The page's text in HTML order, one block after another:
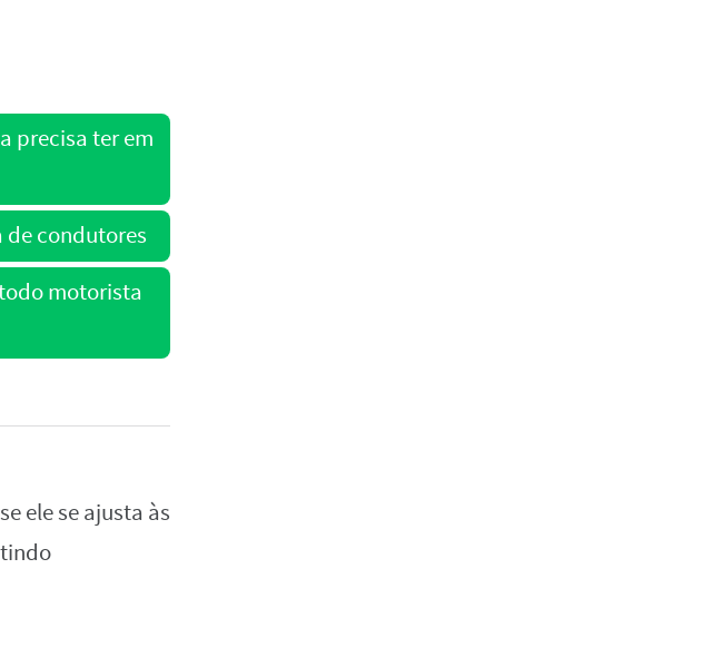
precisa ter em
de condutores
motorista
ele se ajusta às